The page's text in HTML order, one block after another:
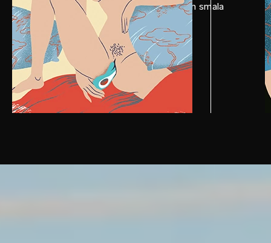
SORAYA™ 2 upp och ner, så att den smala
toppen vidrör din klitoris.